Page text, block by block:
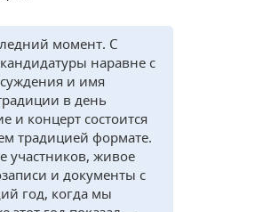
момент. С
наравне с
и имя
в день
концерт состоится
традицией формате.
участников, живое
и документы с
год, когда мы